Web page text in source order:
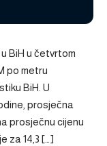
BiH u četvrtom
po metru
BiH. U
prosječna
prosječnu cijenu
za 14,3 […]